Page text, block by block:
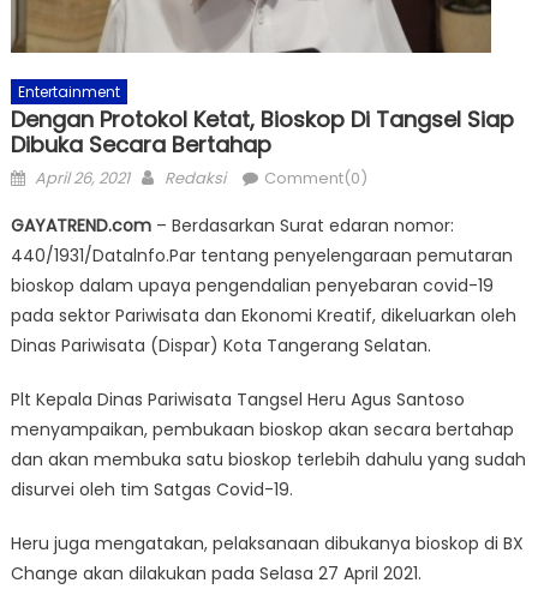
Entertainment
Dengan Protokol Ketat, Bioskop Di Tangsel Siap
Dibuka Secara Bertahap
Posted
April 26, 2021 Author
Redaksi Comment(0)
GAYATREND.com – Berdasarkan Surat edaran nomor:
440/1931/Datalnfo.Par tentang penyelengaraan pemutaran
bioskop dalam upaya pengendalian penyebaran covid-19
pada sektor Pariwisata dan Ekonomi Kreatif, dikeluarkan oleh
Dinas Pariwisata (Dispar) Kota Tangerang Selatan.
Plt Kepala Dinas Pariwisata Tangsel Heru Agus Santoso
menyampaikan, pembukaan bioskop akan secara bertahap
dan akan membuka satu bioskop terlebih dahulu yang sudah
disurvei oleh tim Satgas Covid-19.
Heru juga mengatakan, pelaksanaan dibukanya bioskop di BX
Change akan dilakukan pada Selasa 27 April 2021.